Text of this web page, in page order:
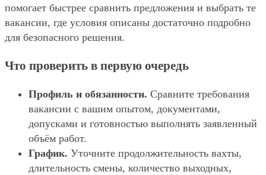
помогает быстрее сравнить предложения и выбрать те
вакансии, где условия описаны достаточно подробно
для безопасного решения.
Что проверить в первую очередь
Профиль и обязанности. Сравните требования
вакансии с вашим опытом, документами,
допусками и готовностью выполнять заявленный
объём работ.
График. Уточните продолжительность вахты,
длительность смены, количество выходных,